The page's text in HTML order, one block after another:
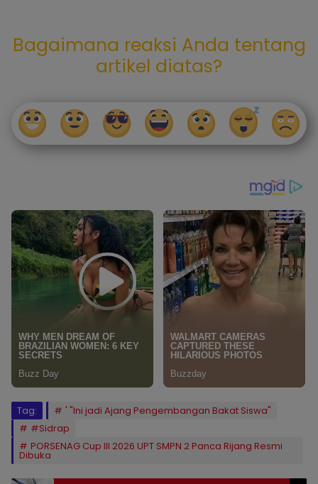
Bagaimana reaksi Anda tentang
artikel diatas?
Tag:
' "Ini jadi Ajang Pengembangan Bakat Siswa"
#Sidrap
PORSENAG Cup III 2026 UPT SMPN 2 Panca Rijang Resmi
Dibuka